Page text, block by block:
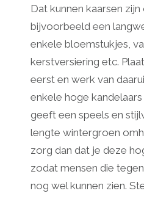
Dat kunnen kaarsen
bijvoorbeeld een
enkele bloemstukjes,
kerstversiering etc.
eerst en werk van
enkele hoge
geeft een speels en
lengte wintergroen
zorg dan dat je deze
zodat mensen die
nog wel kunnen zien.